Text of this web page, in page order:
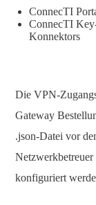
ConnecTI
ConnecTI
Konnektors
Die VPN-
Gateway
.json-Datei vor
konfiguriert